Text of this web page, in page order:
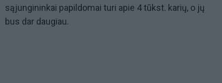
sąjungininkai papildomai turi apie 4 tūkst. karių, o jų
bus dar daugiau.